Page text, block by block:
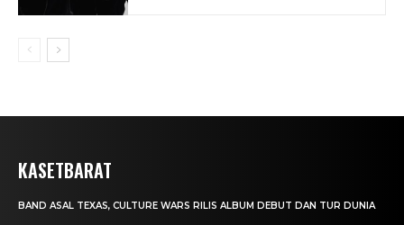
KASETBARAT
BAND ASAL TEXAS, CULTURE WARS RILIS ALBUM DEBUT DAN TUR DUNIA